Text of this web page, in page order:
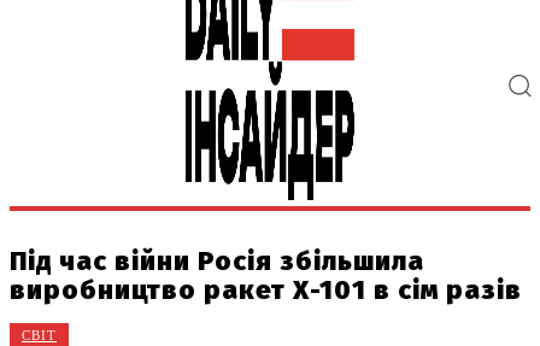
Під час війни Росія збільшила
виробництво ракет Х-101 в сім разів
СВІТ